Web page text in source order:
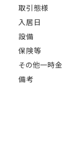
取引態様
入居日
設備
保険等
その他一時金
備考